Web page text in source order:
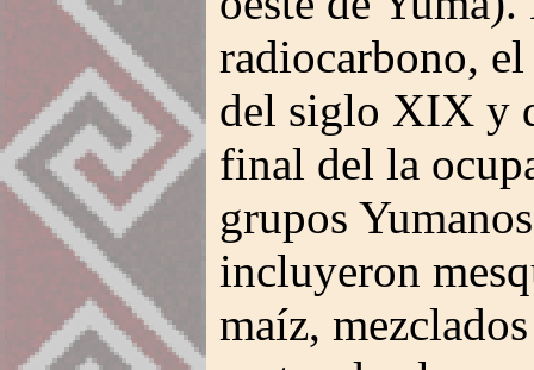
radiocarbono,
del siglo XIX y
final del la
grupos
incluyeron
maíz,